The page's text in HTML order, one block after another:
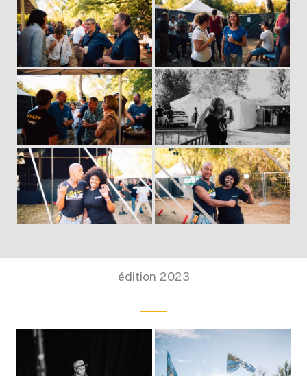
édition 2023